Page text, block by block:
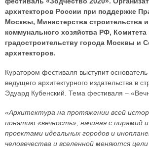
архитекторов России при поддержке
Москвы, Министерства строительства
коммунального хозяйства РФ, Комитета
градостроительству города Москвы и
архитекторов.
Куратором фестиваля выступит
ведущего архитектурного издательства в
Эдуард Кубенский. Тема фестиваля –
«Архитектура на протяжении всей
понятию «вечность», начиная с пирамид
проектами идеальных городов и
человечества и вселенной меняются